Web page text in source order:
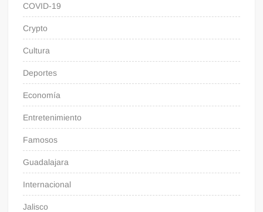
COVID-19
Crypto
Cultura
Deportes
Economía
Entretenimiento
Famosos
Guadalajara
Internacional
Jalisco